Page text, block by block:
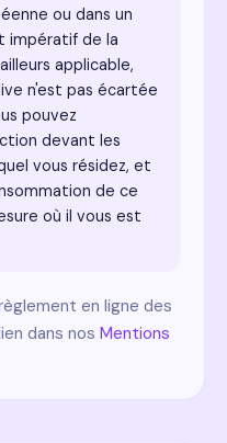
ou dans un
impératif de la
applicable,
n'est pas écartée
pouvez
devant les
vous résidez, et
de ce
où il vous est
en ligne des
dans nosMentions